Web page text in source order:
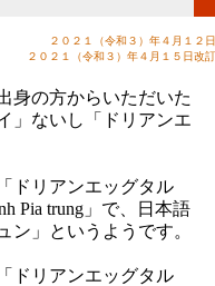
２０２１（令和３）年４月１２日
２０２１（令和３）年４月１５日改訂
身の方からいただいた
」ないし「ドリアンエ
ドリアンエッグタル
Pia trung」で、日本語
」というようです。
ドリアンエッグタル